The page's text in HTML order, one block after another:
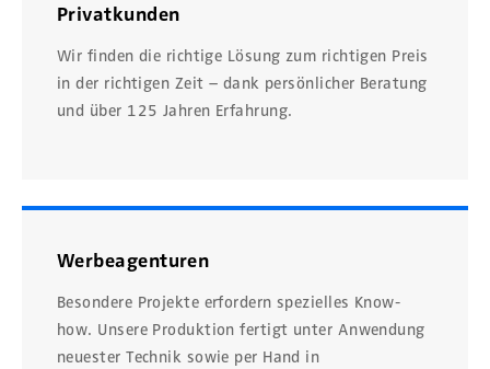
Privatkunden
Wir finden die richtige Lösung zum richtigen Preis
in der richtigen Zeit – dank persönlicher Beratung
und über 125 Jahren Erfahrung.
Werbeagenturen
Besondere Projekte erfordern spezielles Know-
how. Unsere Produktion fertigt unter Anwendung
neuester Technik sowie per Hand in